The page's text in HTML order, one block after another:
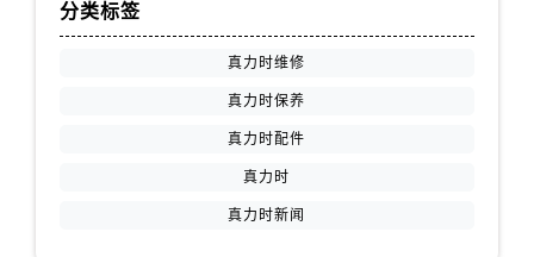
分类标签
真力时维修
真力时保养
真力时配件
真力时
真力时新闻